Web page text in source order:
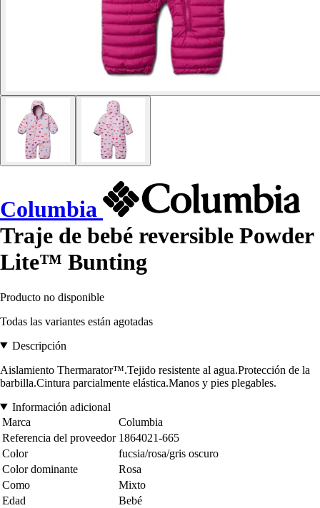
Columbia
Traje de bebé reversible Powder
Lite™ Bunting
Producto no disponible
Todas las variantes están agotadas
Descripción
Aislamiento Thermarator™.Tejido resistente al agua.Protección de la
barbilla.Cintura parcialmente elástica.Manos y pies plegables.
Información adicional
Marca
Columbia
Referencia del proveedor 1864021-665
Color
fucsia/rosa/gris oscuro
Color dominante
Rosa
Como
Mixto
Edad
Bebé